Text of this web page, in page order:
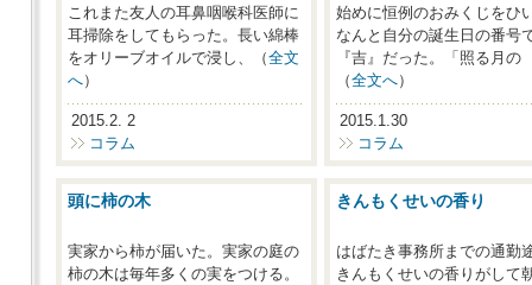
これまた友人の耳鼻咽喉科医師に
耳掃除をしてもらった。長い綿棒
をオリーブオイルで浸し、（全文
へ）
2015.2. 2
コラム
始めに恒例のおみくじをひ
なんと自分の誕生日の番号
『吉』だった。「照る月
（全文へ）
2015.1.30
コラム
頭に柿の木
実家から柿が届いた。実家の庭の
柿の木は毎年多くの実をつける。
きんもくせいの香り
はばたき事務所までの通勤
きんもくせいの香りがして